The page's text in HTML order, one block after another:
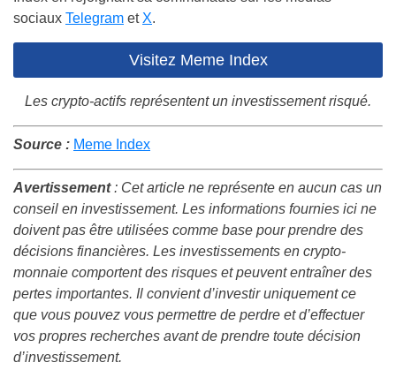
sociaux Telegram et X.
Visitez Meme Index
Les crypto-actifs représentent un investissement risqué.
Source : Meme Index
Avertissement: Cet article ne représente en aucun cas un
conseil en investissement. Les informations fournies ici ne
doivent pas être utilisées comme base pour prendre des
décisions financières. Les investissements en crypto-
monnaie comportent des risques et peuvent entraîner des
pertes importantes. Il convient d’investir uniquement ce
que vous pouvez vous permettre de perdre et d’effectuer
vos propres recherches avant de prendre toute décision
d’investissement.